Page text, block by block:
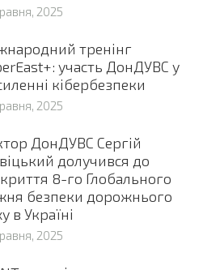
2025
тренінг
участь ДонДУВС у
кібербезпеки
2025
ДонДУВС Сергій
долучився до
8-го Глобального
безпеки дорожнього
в Україні
2025